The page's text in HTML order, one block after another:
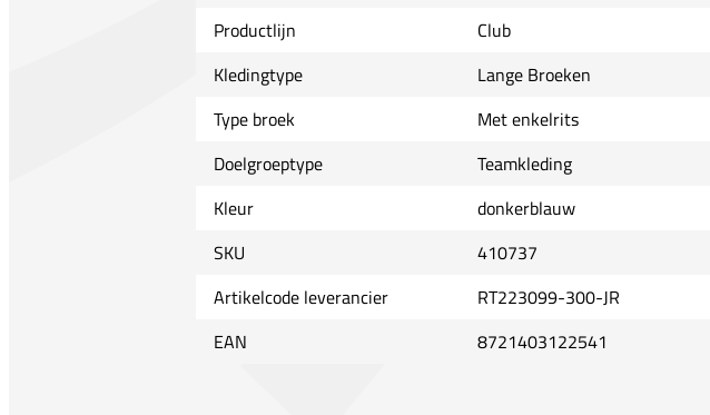
Productlijn
Club
Kledingtype
Lange Broeken
Type broek
Met enkelrits
Doelgroeptype
Teamkleding
Kleur
donkerblauw
SKU
410737
Artikelcode leverancier
RT223099-300-JR
EAN
8721403122541